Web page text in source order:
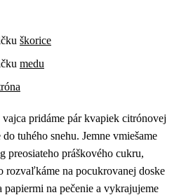
škorice
medu
pridáme pár kvapiek citrónovej
tuhého snehu. Jemne vmiešame
preosiateho práškového cukru,
rozvaľkáme na pocukrovanej doske
papiermi na pečenie a vykrajujeme